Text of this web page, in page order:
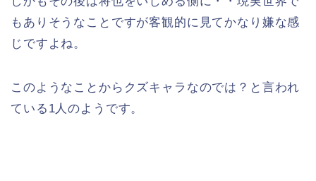
もありそうなことですが客観的に見てかなり嫌な感
じですよね。
このようなことからクズキャラなのでは？と言われ
ている1人のようです。